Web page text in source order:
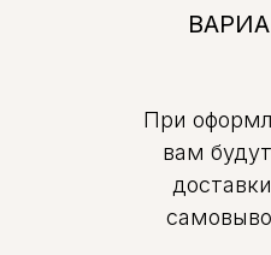
При
вам